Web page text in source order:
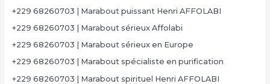
+229 68260703 | Marabout puissant Henri AFFOLABI
+229 68260703 | Marabout sérieux Affolabi
+229 68260703 | Marabout sérieux en Europe
+229 68260703 | Marabout spécialiste en purification
+229 68260703 | Marabout spirituel Henri AFFOLABI